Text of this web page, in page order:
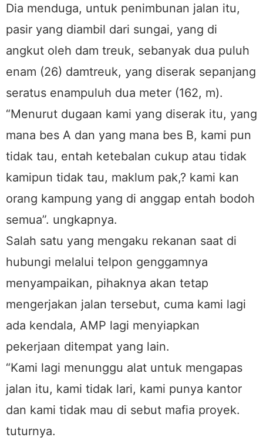
Dia menduga, untuk penimbunan jalan itu,
pasir yang diambil dari sungai, yang di
angkut oleh dam treuk, sebanyak dua puluh
enam (26) damtreuk, yang diserak sepanjang
seratus enampuluh dua meter (162, m).
“Menurut dugaan kami yang diserak itu, yang
mana bes A dan yang mana bes B, kami pun
tidak tau, entah ketebalan cukup atau tidak
kamipun tidak tau, maklum pak,? kami kan
orang kampung yang di anggap entah bodoh
semua”. ungkapnya.
Salah satu yang mengaku rekanan saat di
hubungi melalui telpon genggamnya
menyampaikan, pihaknya akan tetap
mengerjakan jalan tersebut, cuma kami lagi
ada kendala, AMP lagi menyiapkan
pekerjaan ditempat yang lain.
“Kami lagi menunggu alat untuk mengapas
jalan itu, kami tidak lari, kami punya kantor
dan kami tidak mau di sebut mafia proyek.
tuturnya.